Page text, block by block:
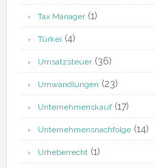
Tax Manager(1)
Türkei (4)
Umsatzsteuer(36)
Umwandlungen (23)
Unternehmenskauf(17)
Unternehmensnachfolge(14)
Urheberrecht(1)